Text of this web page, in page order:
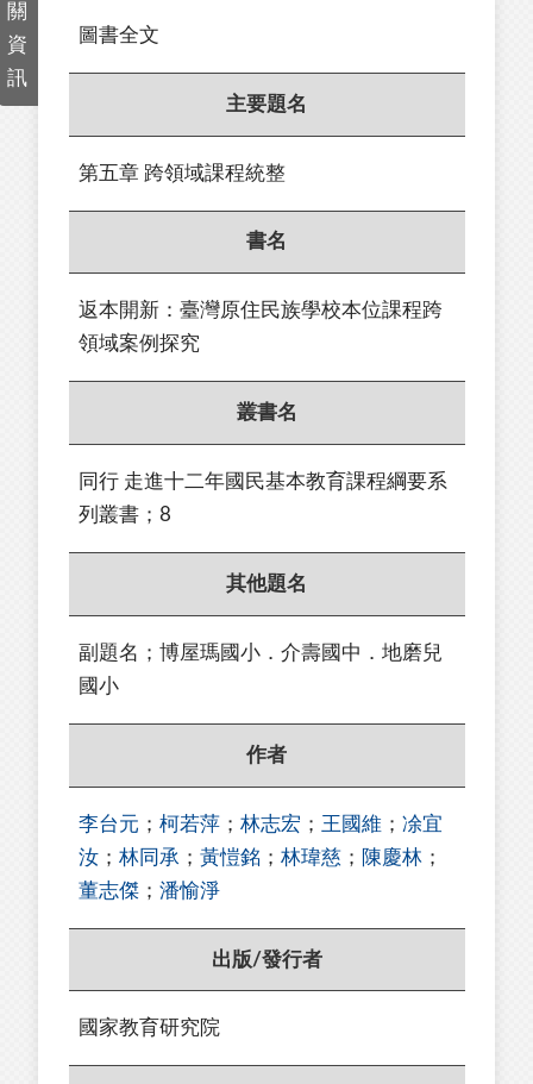
關
資
訊
圖書全文
主要題名
第五章 跨領域課程統整
書名
返本開新：臺灣原住民族學校本位課程跨
領域案例探究
叢書名
同行 走進十二年國民基本教育課程綱要系
列叢書；8
其他題名
副題名；博屋瑪國小．介壽國中．地磨兒
國小
作者
李台元 ； 柯若萍 ； 林志宏 ； 王國維 ； 凃宜
汝 ； 林同承 ； 黃愷銘 ； 林瑋慈 ； 陳慶林 ；
董志傑 ； 潘愉淨
出版/發行者
國家教育研究院